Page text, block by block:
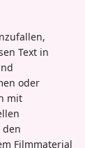
Text in
oder
mit
den
Filmmaterial